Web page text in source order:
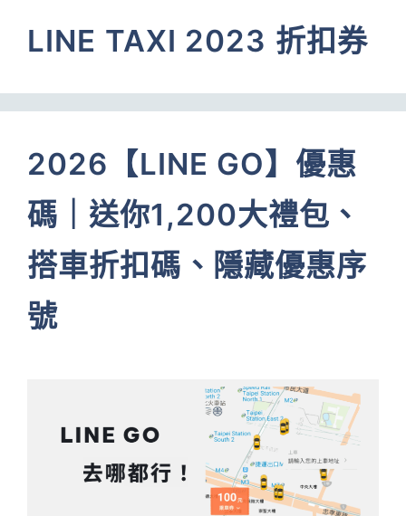
LINE TAXI 2023 折扣券
2026【LINE GO】優惠
碼｜送你1,200大禮包、
搭車折扣碼、隱藏優惠序
號